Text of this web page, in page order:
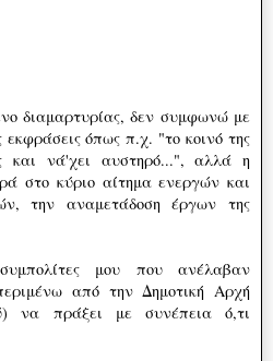
διαμαρτυρίας, δεν συμφωνώ με
εκφράσεις όπως π.χ. "το κοινό της
και νά'χει αυστηρό...", αλλά η
στο κύριο αίτημα ενεργών και
την αναμετάδοση έργων της
μου που ανέλαβαν
από την Δημοτική Αρχή
να πράξει με συνέπεια ό,τι